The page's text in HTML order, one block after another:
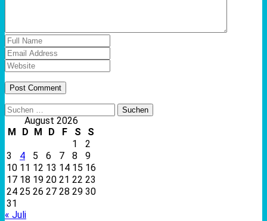
Suchen
nach:August 2026
M
D M D F S
S
1
2
3
4 5 6 7 8
9
10 11 12 13 14 15 16
17 18 19 20 21 22 23
24 25 26 27 28 29 30
31
« Juli